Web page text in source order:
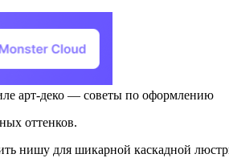
оттенков.
нишу для шикарной каскадной